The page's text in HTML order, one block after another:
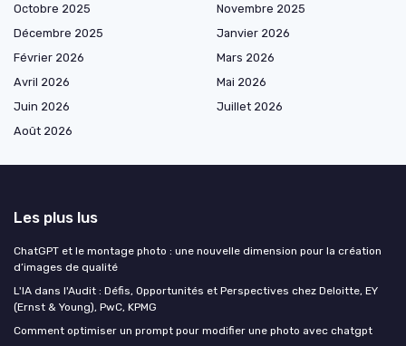
Octobre 2025
Novembre 2025
Décembre 2025
Janvier 2026
Février 2026
Mars 2026
Avril 2026
Mai 2026
Juin 2026
Juillet 2026
Août 2026
Les plus lus
ChatGPT et le montage photo : une nouvelle dimension pour la création
d’images de qualité
L'IA dans l'Audit : Défis, Opportunités et Perspectives chez Deloitte, EY
(Ernst & Young), PwC, KPMG
Comment optimiser un prompt pour modifier une photo avec chatgpt